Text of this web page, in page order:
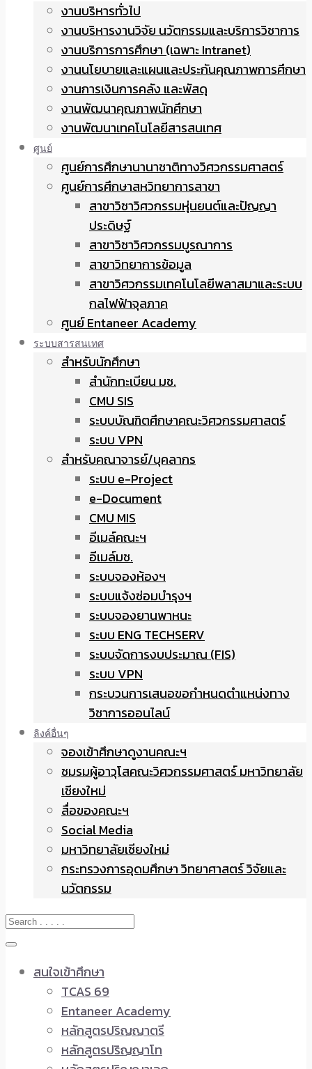
งานบริหารทั่วไป
งานบริหารงานวิจัย นวัตกรรมและบริการวิชาการ
งานบริการการศึกษา (เฉพาะ Intranet)
งานนโยบายและแผนและประกันคุณภาพการศึกษา
งานการเงินการคลัง และพัสดุ
งานพัฒนาคุณภาพนักศึกษา
งานพัฒนาเทคโนโลยีสารสนเทศ
ศูนย์
ศูนย์การศึกษานานาชาติทางวิศวกรรมศาสตร์
ศูนย์การศึกษาสหวิทยาการสาขา
สาขาวิชาวิศวกรรมหุ่นยนต์และปัญญา
ประดิษฐ์
สาขาวิชาวิศวกรรมบูรณาการ
สาขาวิทยาการข้อมูล
สาขาวิศวกรรมเทคโนโลยีพลาสมาและระบบ
กลไฟฟ้าจุลภาค
ศูนย์ Entaneer Academy
ระบบสารสนเทศ
สำหรับนักศึกษา
สำนักทะเบียน มช.
CMU SIS
ระบบบัณฑิตศึกษาคณะวิศวกรรมศาสตร์
ระบบ VPN
สำหรับคณาจารย์/บุคลากร
ระบบ e-Project
e-Document
CMU MIS
อีเมล์คณะฯ
อีเมล์มช.
ระบบจองห้องฯ
ระบบแจ้งซ่อมบำรุงฯ
ระบบจองยานพาหนะ
ระบบ ENG TECHSERV
ระบบจัดการงบประมาณ (FIS)
ระบบ VPN
กระบวนการเสนอขอกำหนดตำแหน่งทาง
วิชาการออนไลน์
ลิงค์อื่นๆ
จองเข้าศึกษาดูงานคณะฯ
ชมรมผู้อาวุโสคณะวิศวกรรมศาสตร์ มหาวิทยาลัย
เชียงใหม่
สื่อของคณะฯ
Social Media
มหาวิทยาลัยเชียงใหม่
กระทรวงการอุดมศึกษา วิทยาศาสตร์ วิจัยและ
นวัตกรรม
สนใจเข้าศึกษา
TCAS 69
Entaneer Academy
หลักสูตรปริญญาตรี
หลักสูตรปริญญาโท